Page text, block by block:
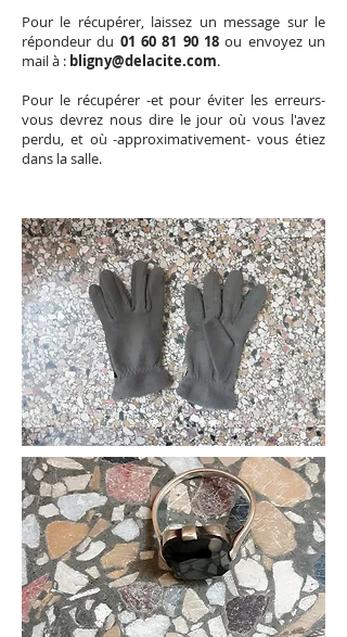
Pour le récupérer, laissez un message sur le
répondeur du 01 60 81 90 18 ou envoyez un
mail à : bligny@delacite.com.
Pour le récupérer -et pour éviter les erreurs-
vous devrez nous dire le jour où vous l'avez
perdu, et où -approximativement- vous étiez
dans la salle.